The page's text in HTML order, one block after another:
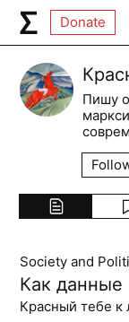
Donate
Пишу
Society and
Как
Красный тебе к